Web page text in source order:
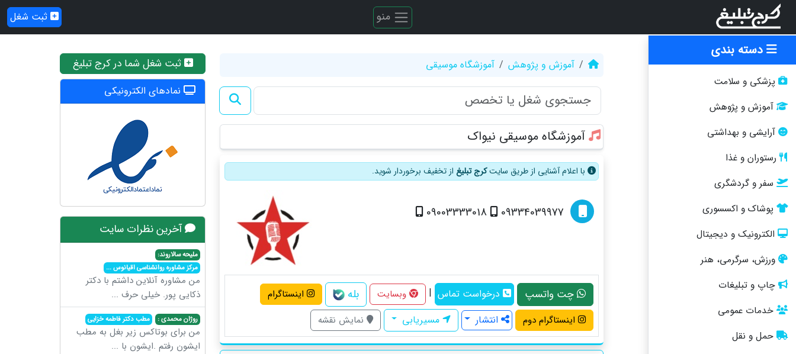
منو ثبت شغل
دسته بندی
پزشکی و سلامت
آموزش و پژوهش
آرایشی و بهداشتی
رستوران و غذا
سفر و گردشگری
پوشاک و اکسسوری
الکترونیک و دیجیتال
ورزش، سرگرمی، هنر
چاپ و تبلیغات
خدمات عمومی
حمل و نقل
آموزش و پژوهش آموزشگاه موسیقی
آموزشگاه موسیقی نیواک
با اعلام آشنایی از طریق سایتکرج تبلیغ از تخفیف برخوردار شوید.
09334039977
09003333018
چت واتسپ درخواست تماس | وبسایت بله
اینستاگرام
اینستاگرام دوم
انتشار مسیریابی نمایش نقشه
ثبت شغل شما در کرج تبلیغ
نمادهای الکترونیکی
آخرین نظرات سایت
ملیحه سالاروند:
مرکز مشاوره روانشناسی اقیانوس...
من مشاوره آنلاین داشتم با دکتر
ذکایی پور. خیلی حرف ...
روژان محمدی : مطب دکتر فاطمه خزایی
من برای بوتاکس زیر بغل به مطب
ایشون رفتم .ایشون با ...